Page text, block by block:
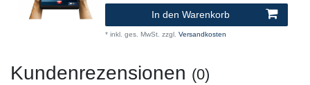
In den Warenkorb
* inkl. ges. MwSt. zzgl. Versandkosten
Kundenrezensionen (0)